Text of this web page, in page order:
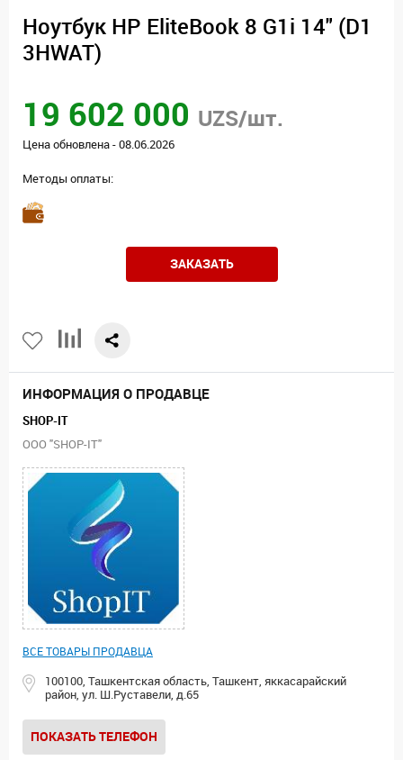
Ноутбук HP EliteBook 8 G1i 14" (D1
3HWAT)
19 602 000 UZS/шт.
Цена обновлена - 08.06.2026
Методы оплаты:
ЗАКАЗАТЬ
ИНФОРМАЦИЯ О ПРОДАВЦЕ
SHOP-IT
ООО "SHOP-IT"
ВСЕ ТОВАРЫ ПРОДАВЦА
100100, Ташкентская область, Ташкент, яккасарайский
район, ул. Ш.Руставели, д.65
ПОКАЗАТЬ ТЕЛЕФОН